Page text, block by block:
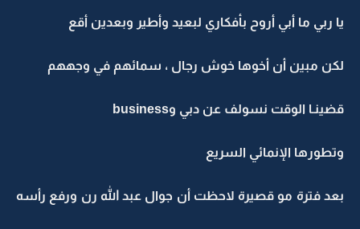
يا ربي ما أبي أروح بأفكاري لبعيد وأطير وبعدين أقع
لكن مبين أن أخوها خوش رجال ، سمائهم في وجههم
قضينـا الوقت نسولف عن دبي وbusiness
وتطورها الإنمائي السريع
بعد فترة مو قصيرة لاحظت أن جوال عبد الله رن ورفع رأسه